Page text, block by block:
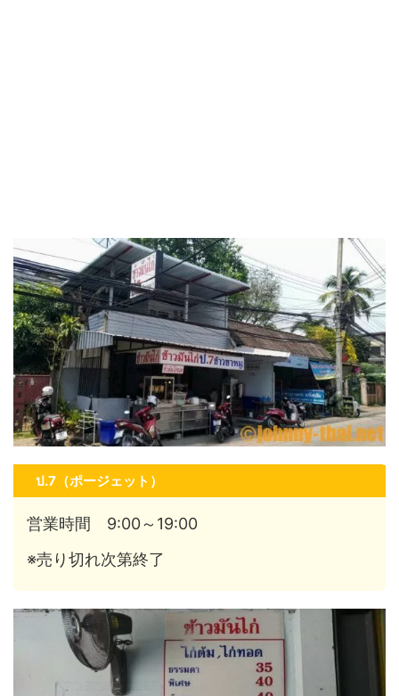
ป.7（ポージェット）
営業時間 9:00～19:00
※売り切れ次第終了